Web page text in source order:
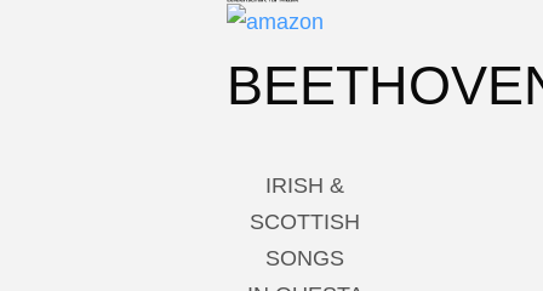
IRISH &
SCOTTISH
SONGS